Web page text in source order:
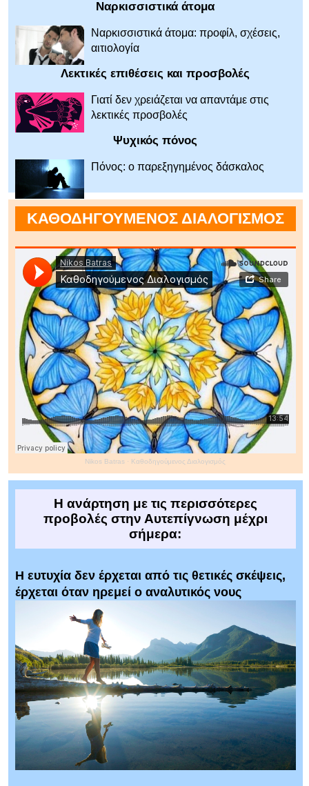
Ναρκισσιστικά άτομα
Ναρκισσιστικά άτομα: προφίλ, σχέσεις,
αιτιολογία
Λεκτικές επιθέσεις και προσβολές
Γιατί δεν χρειάζεται να απαντάμε στις
λεκτικές προσβολές
Ψυχικός πόνος
Πόνος: ο παρεξηγημένος δάσκαλος
ΚΑΘΟΔΗΓΟΥΜΕΝΟΣ ΔΙΑΛΟΓΙΣΜΟΣ
Nikos Batras · Καθοδηγούμενος Διαλογισμός
Η ανάρτηση με τις περισσότερες
προβολές στην Αυτεπίγνωση μέχρι
σήμερα:
Η ευτυχία δεν έρχεται από τις θετικές σκέψεις,
έρχεται όταν ηρεμεί ο αναλυτικός νους